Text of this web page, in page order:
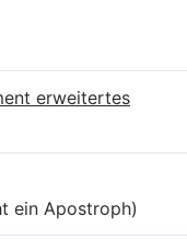
erweitertes
ein Apostroph)